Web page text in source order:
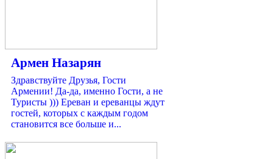
Армен Назарян
Здравствуйте Друзья, Гости
Армении! Да-да, именно Гости, а не
Туристы ))) Ереван и ереванцы ждут
гостей, которых с каждым годом
становится все больше и...